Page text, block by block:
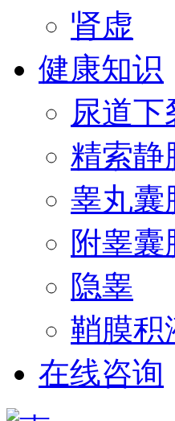
肾虚
健康知识
尿道下
精索静
睾丸囊
附睾囊
隐睾
鞘膜积
在线咨询